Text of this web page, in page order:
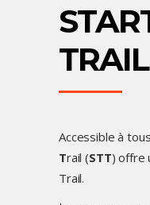
TRAIL
Accessible à
Trail (STT) offre
Trail.